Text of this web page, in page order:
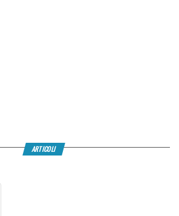
ARTICOLI